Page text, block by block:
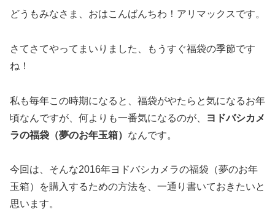
どうもみなさま、おはこんばんちわ！アリマックスです。
さてさてやってまいりました、もうすぐ福袋の季節です
ね！
私も毎年この時期になると、福袋がやたらと気になるお年
頃なんですが、何よりも一番気になるのが、
ヨドバシカメ
ラの福袋（夢のお年玉箱） なんです。
今回は、そんな2016年ヨドバシカメラの福袋（夢のお年
玉箱）を購入するための方法を、一通り書いておきたいと
思います。